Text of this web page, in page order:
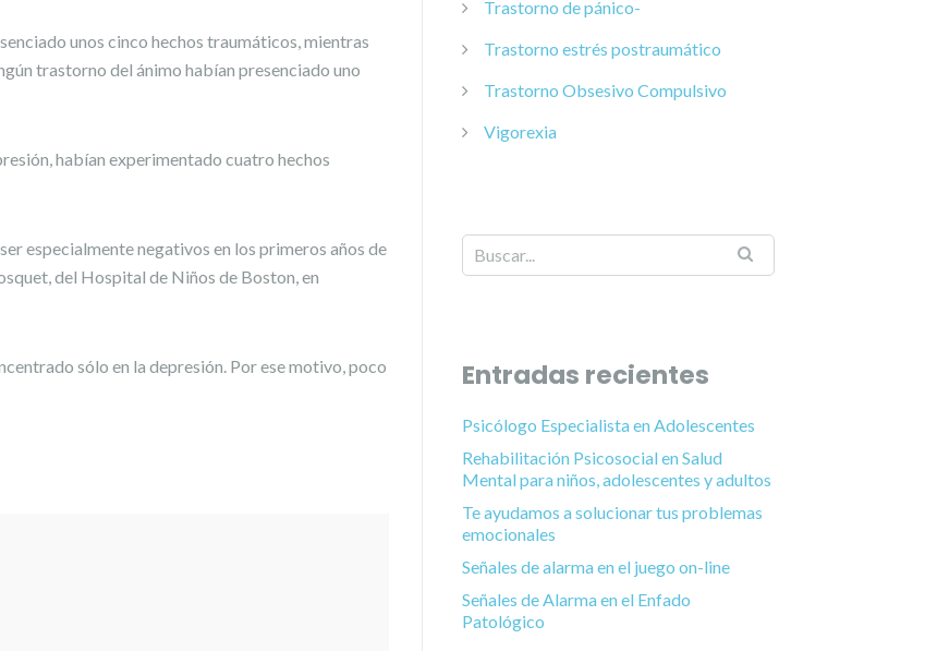
unos cinco hechos traumáticos, mientras
trastorno del ánimo habían presenciado uno
habían experimentado cuatro hechos
especialmente negativos en los primeros años de
del Hospital de Niños de Boston, en
sólo en la depresión. Por ese motivo, poco
Trastorno de pánico-
Trastorno estrés postraumático
Trastorno Obsesivo Compulsivo
Vigorexia
Entradas recientes
Psicólogo Especialista en Adolescentes
Rehabilitación Psicosocial en Salud
Mental para niños, adolescentes y adultos
Te ayudamos a solucionar tus problemas
emocionales
Señales de alarma en el juego on-line
Señales de Alarma en el Enfado
Patológico